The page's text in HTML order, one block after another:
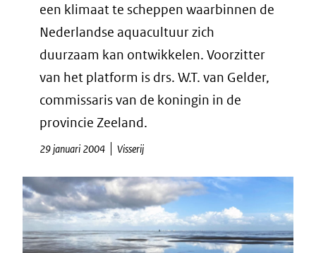
een klimaat te scheppen waarbinnen de
Nederlandse aquacultuur zich
duurzaam kan ontwikkelen. Voorzitter
van het platform is drs. W.T. van Gelder,
commissaris van de koningin in de
provincie Zeeland.
29 januari 2004 Visserij